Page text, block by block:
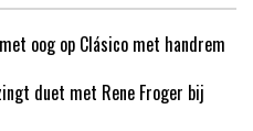
oog op Clásico met handrem
duet met Rene Froger bij